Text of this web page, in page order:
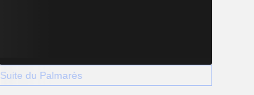
Suite du Palmarès